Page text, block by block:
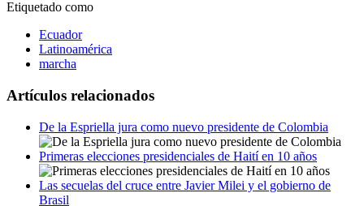
Etiquetado como
Ecuador
Latinoamérica
marcha
Artículos relacionados
De la Espriella jura como nuevo presidente de Colombia
Primeras elecciones presidenciales de Haití en 10 años
Las secuelas del cruce entre Javier Milei y el gobierno de
Brasil